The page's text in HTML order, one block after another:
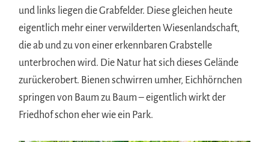
und links liegen die Grabfelder. Diese gleichen heute
eigentlich mehr einer verwilderten Wiesenlandschaft,
die ab und zu von einer erkennbaren Grabstelle
unterbrochen wird. Die Natur hat sich dieses Gelände
zurückerobert. Bienen schwirren umher, Eichhörnchen
springen von Baum zu Baum – eigentlich wirkt der
Friedhof schon eher wie ein Park.